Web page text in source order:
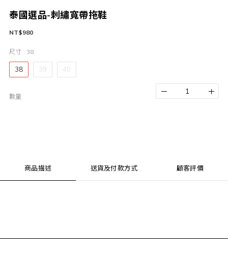
泰國選品-刺繡寬帶拖鞋
NT$980
尺寸 : 38
38 39 40
數量
商品描述 送貨及付款方式 顧客評價